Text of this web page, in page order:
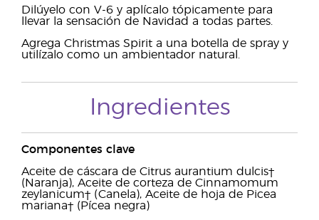
Dilúyelo con V-6 y aplícalo tópicamente para
llevar la sensación de Navidad a todas partes.
Agrega Christmas Spirit a una botella de spray y
utilízalo como un ambientador natural.
Ingredientes
Componentes clave
Aceite de cáscara de Citrus aurantium dulcis†
(Naranja), Aceite de corteza de Cinnamomum
zeylanicum† (Canela), Aceite de hoja de Picea
mariana† (Pícea negra)